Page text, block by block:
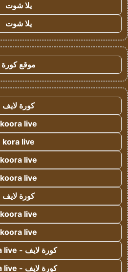
يلا شوت
يلا شوت
موقع كورة
كورة لايف
koora live
kora live
koora live
koora live
كورة لايف
koora live
koora live
كورة لايف - koora live
كورة لايف - koora live